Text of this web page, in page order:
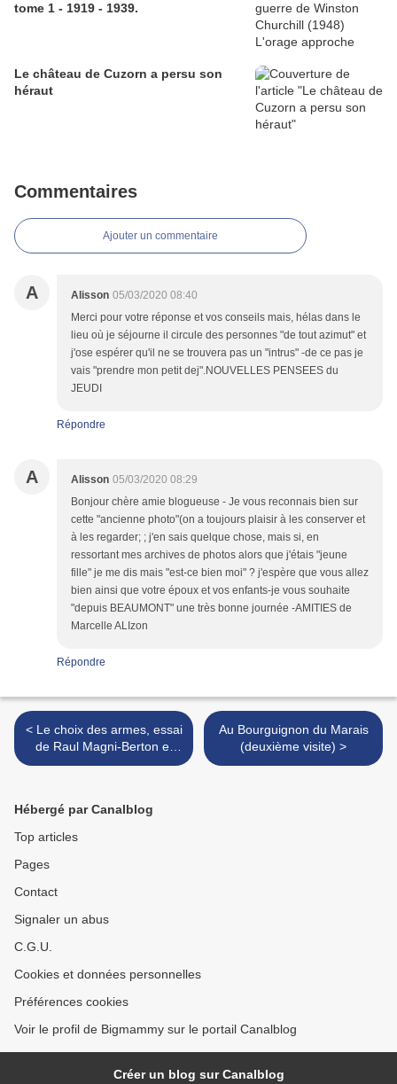
tome 1 - 1919 - 1939.
Le château de Cuzorn a persu son
héraut
Commentaires
Ajouter un commentaire
A Alisson 05/03/2020 08:40
Merci pour votre réponse et vos conseils mais, hélas dans le
lieu où je séjourne il circule des personnes "de tout azimut" et
j'ose espérer qu'il ne se trouvera pas un "intrus" -de ce pas je
vais "prendre mon petit dej".NOUVELLES PENSEES du
JEUDI
Répondre
A Alisson 05/03/2020 08:29
Bonjour chère amie blogueuse - Je vous reconnais bien sur
cette "ancienne photo"(on a toujours plaisir à les conserver et
à les regarder; ; j'en sais quelque chose, mais si, en
ressortant mes archives de photos alors que j'étais "jeune
fille" je me dis mais "est-ce bien moi" ? j'espère que vous allez
bien ainsi que votre époux et vos enfants-je vous souhaite
"depuis BEAUMONT" une très bonne journée -AMITIES de
Marcelle ALIzon
Répondre
< Le choix des armes, essai
de Raul Magni-Berton et
Sophie Panel
Au Bourguignon du Marais
(deuxième visite) >
Hébergé par Canalblog
Top articles
Pages
Contact
Signaler un abus
C.G.U.
Cookies et données personnelles
Préférences cookies
Voir le profil de Bigmammy sur le portail Canalblog
Créer un blog sur Canalblog